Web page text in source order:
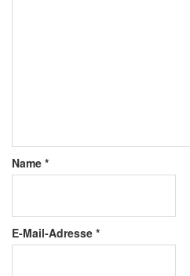
Name *
E-Mail-Adresse *